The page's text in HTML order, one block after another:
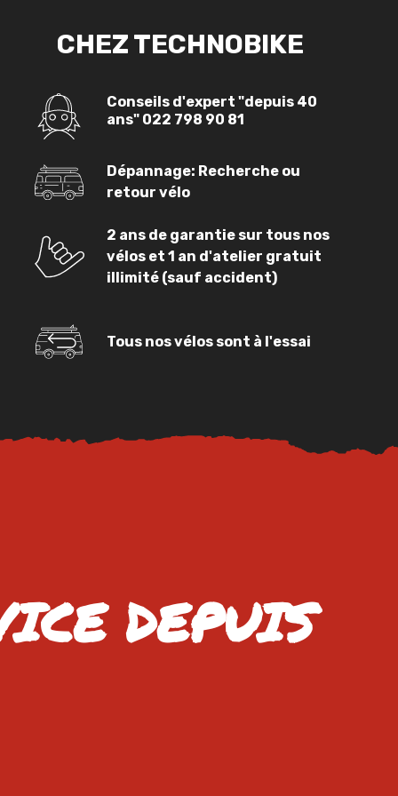
CHEZ TECHNOBIKE
Conseils d'expert "depuis 40
ans" 022 798 90 81
Dépannage: Recherche ou
retour vélo
2 ans de garantie sur tous nos
vélos et 1 an d'atelier gratuit
illimité (sauf accident)
Tous nos vélos sont à l'essai
DEPUIS